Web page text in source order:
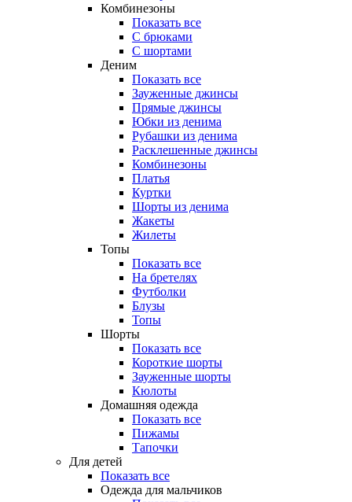
Комбинезоны
Показать все
С брюками
С шортами
Деним
Показать все
Зауженные джинсы
Прямые джинсы
Юбки из денима
Рубашки из денима
Расклешенные джинсы
Комбинезоны
Платья
Куртки
Шорты из денима
Жакеты
Жилеты
Топы
Показать все
На бретелях
Футболки
Блузы
Топы
Шорты
Показать все
Короткие шорты
Зауженные шорты
Кюлоты
Домашняя одежда
Показать все
Пижамы
Тапочки
Для детей
Показать все
Одежда для мальчиков